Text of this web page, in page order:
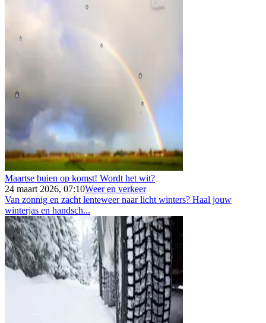
Maartse buien op komst! Wordt het wit?
24 maart 2026, 07:10Weer en verkeer
Van zonnig en zacht lenteweer naar licht winters? Haal jouw
winterjas en handsch...